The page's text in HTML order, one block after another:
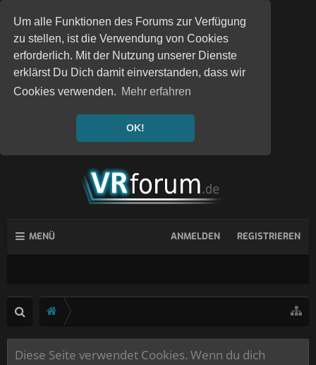
Um alle Funktionen des Forums zur Verfügung
zu stellen, ist die Verwendung von Cookies
erforderlich. Mit der Nutzung unserer Dienste
erklärst Du Dich damit einverstanden, dass wir
Cookies verwenden. Mehr erfahren
OK!
MENÜ ANMELDEN REGISTRIEREN
Diese Seite verwendet Cookies. Wenn du dich